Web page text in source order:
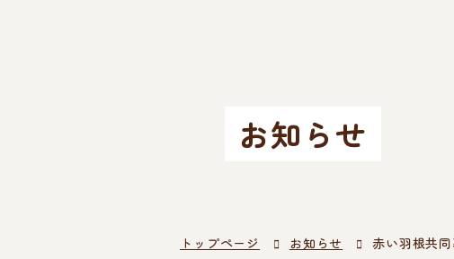
お知らせ
トップページ お知らせ 赤い羽根共